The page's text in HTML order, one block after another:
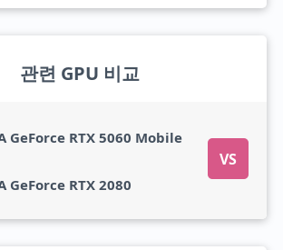
관련 GPU 비교
GeForce RTX 5060 Mobile
VS
GeForce RTX 2080